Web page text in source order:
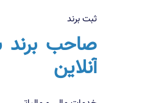
ثبت برند
صاحب
آنلاین